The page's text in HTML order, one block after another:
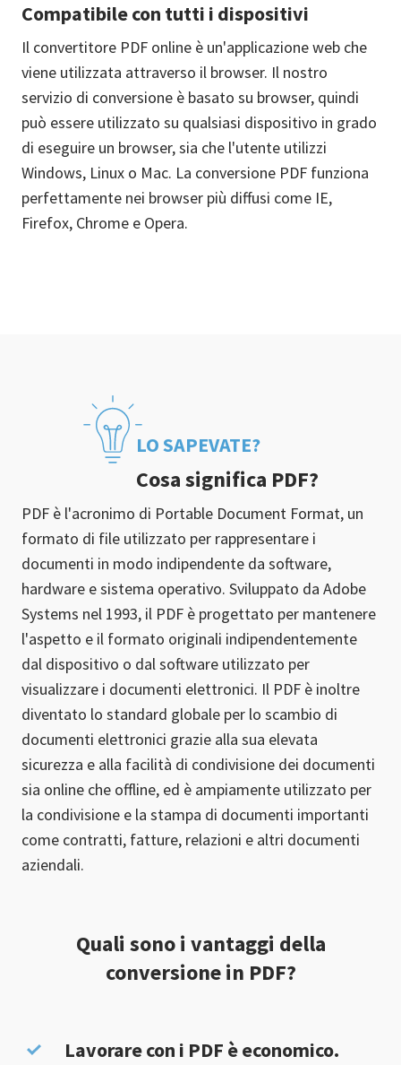
Compatibile con tutti i dispositivi
Il convertitore PDF online è un'applicazione web che
viene utilizzata attraverso il browser. Il nostro
servizio di conversione è basato su browser, quindi
può essere utilizzato su qualsiasi dispositivo in grado
di eseguire un browser, sia che l'utente utilizzi
Windows, Linux o Mac. La conversione PDF funziona
perfettamente nei browser più diffusi come IE,
Firefox, Chrome e Opera.
LO SAPEVATE?
Cosa significa PDF?
PDF è l'acronimo di Portable Document Format, un
formato di file utilizzato per rappresentare i
documenti in modo indipendente da software,
hardware e sistema operativo. Sviluppato da Adobe
Systems nel 1993, il PDF è progettato per mantenere
l'aspetto e il formato originali indipendentemente
dal dispositivo o dal software utilizzato per
visualizzare i documenti elettronici. Il PDF è inoltre
diventato lo standard globale per lo scambio di
documenti elettronici grazie alla sua elevata
sicurezza e alla facilità di condivisione dei documenti
sia online che offline, ed è ampiamente utilizzato per
la condivisione e la stampa di documenti importanti
come contratti, fatture, relazioni e altri documenti
aziendali.
Quali sono i vantaggi della
conversione in PDF?
Lavorare con i PDF è economico.